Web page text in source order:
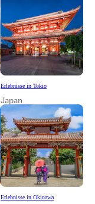
Erlebnisse in Tokio
Japan
Erlebnisse in Okinawa